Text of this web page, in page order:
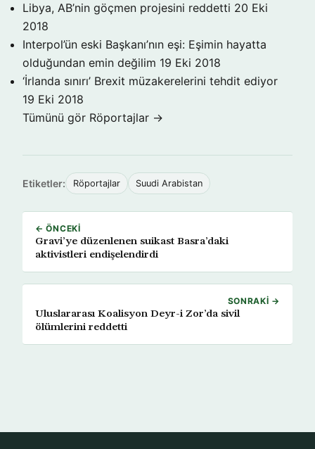
Libya, AB’nin göçmen projesini reddetti 20 Eki
2018
Interpol’ün eski Başkanı’nın eşi: Eşimin hayatta
olduğundan emin değilim 19 Eki 2018
‘İrlanda sınırı’ Brexit müzakerelerini tehdit ediyor
19 Eki 2018
Tümünü gör Röportajlar →
Etiketler: Röportajlar Suudi Arabistan
← ÖNCEKI
Gravi’ye düzenlenen suikast Basra’daki
aktivistleri endişelendirdi
SONRAKI →
Uluslararası Koalisyon Deyr-i Zor’da sivil
ölümlerini reddetti